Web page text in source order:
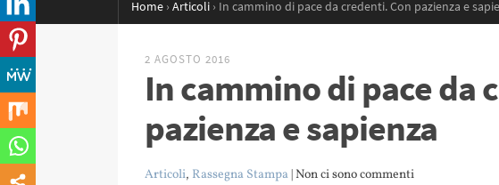
Home › Articoli › In cammino di pace da credenti. Con pazienza e
2 AGOSTO 2016
In cammino di pace da
pazienza e sapienza
Articoli, Rassegna Stampa| Non ci sono commenti